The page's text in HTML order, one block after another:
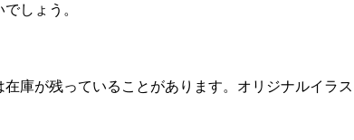
しょう。
庫が残っていることがあります。オリジナルイラ